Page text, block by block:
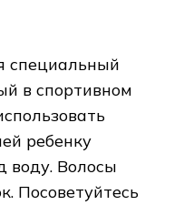
специальный
в спортивном
ребенку
воду. Волосы
Посоветуйтесь